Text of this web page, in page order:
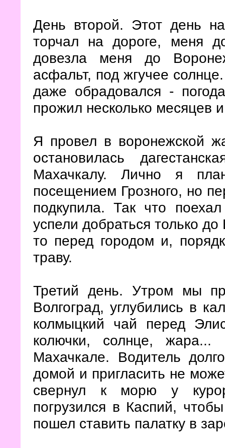
День второй. Этот день
торчал на дороге, меня
довезла меня до
асфальт, под жгучее
даже обрадовался -
прожил несколько месяцев
Я провел в воронежской
остановилась
Махачкалу. Лично я
посещением Грозного, но
подкупила. Так что
успели добраться только
то перед городом и,
траву.
Третий день. Утром мы
Волгоград, углубились в
колмыцкий чай перед
колючки, солнце, жара...
Махачкале. Водитель
домой и пригласить не
свернул к морю у
погрузился в Каспий,
пошел ставить палатку в